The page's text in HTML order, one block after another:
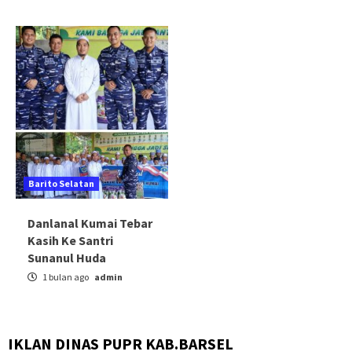
Barito Selatan
Danlanal Kumai Tebar
Kasih Ke Santri
Sunanul Huda
1 bulan ago admin
IKLAN DINAS PUPR KAB.BARSEL